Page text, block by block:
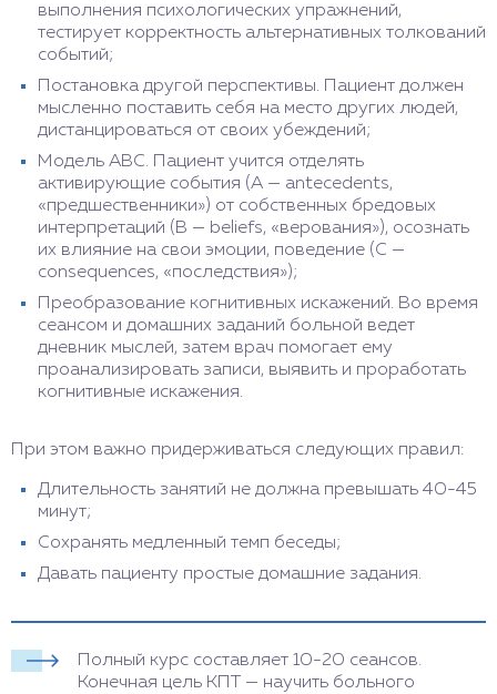
выполнения психологических упражнений,
тестирует корректность альтернативных толкований
событий;
Постановка другой перспективы. Пациент должен
мысленно поставить себя на место других людей,
дистанцироваться от своих убеждений;
Модель ABC. Пациент учится отделять
активирующие события (А — antecedents,
«предшественники») от собственных бредовых
интерпретаций (B — beliefs, «верования»), осознать
их влияние на свои эмоции, поведение (С —
consequences, «последствия»);
Преобразование когнитивных искажений. Во время
сеансом и домашних заданий больной ведет
дневник мыслей, затем врач помогает ему
проанализировать записи, выявить и проработать
когнитивные искажения.
При этом важно придерживаться следующих правил:
Длительность занятий не должна превышать 40-45
минут;
Сохранять медленный темп беседы;
Давать пациенту простые домашние задания.
Полный курс составляет 10-20 сеансов.
Конечная цель КПТ — научить больного